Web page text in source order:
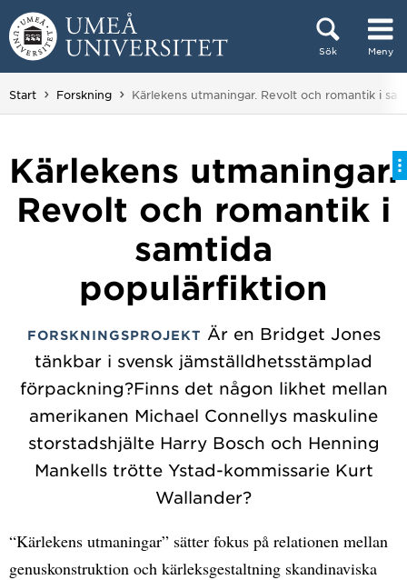
Hoppa direkt till innehållet
Sök Meny
Huvudmenyn dold.
Start Forskning Du är här:
Kärlekens utmaningar. Revolt och romantik i
Kärlekens utmaningar.
Revolt och romantik i
samtida
populärfiktion
FORSKNINGSPROJEKT Är en Bridget Jones
tänkbar i svensk jämställdhetsstämplad
förpackning?Finns det någon likhet mellan
amerikanen Michael Connellys maskuline
storstadshjälte Harry Bosch och Henning
Mankells trötte Ystad-kommissarie Kurt
Wallander?
“Kärlekens utmaningar” sätter fokus på relationen mellan
genuskonstruktion och kärleksgestaltning skandinaviska